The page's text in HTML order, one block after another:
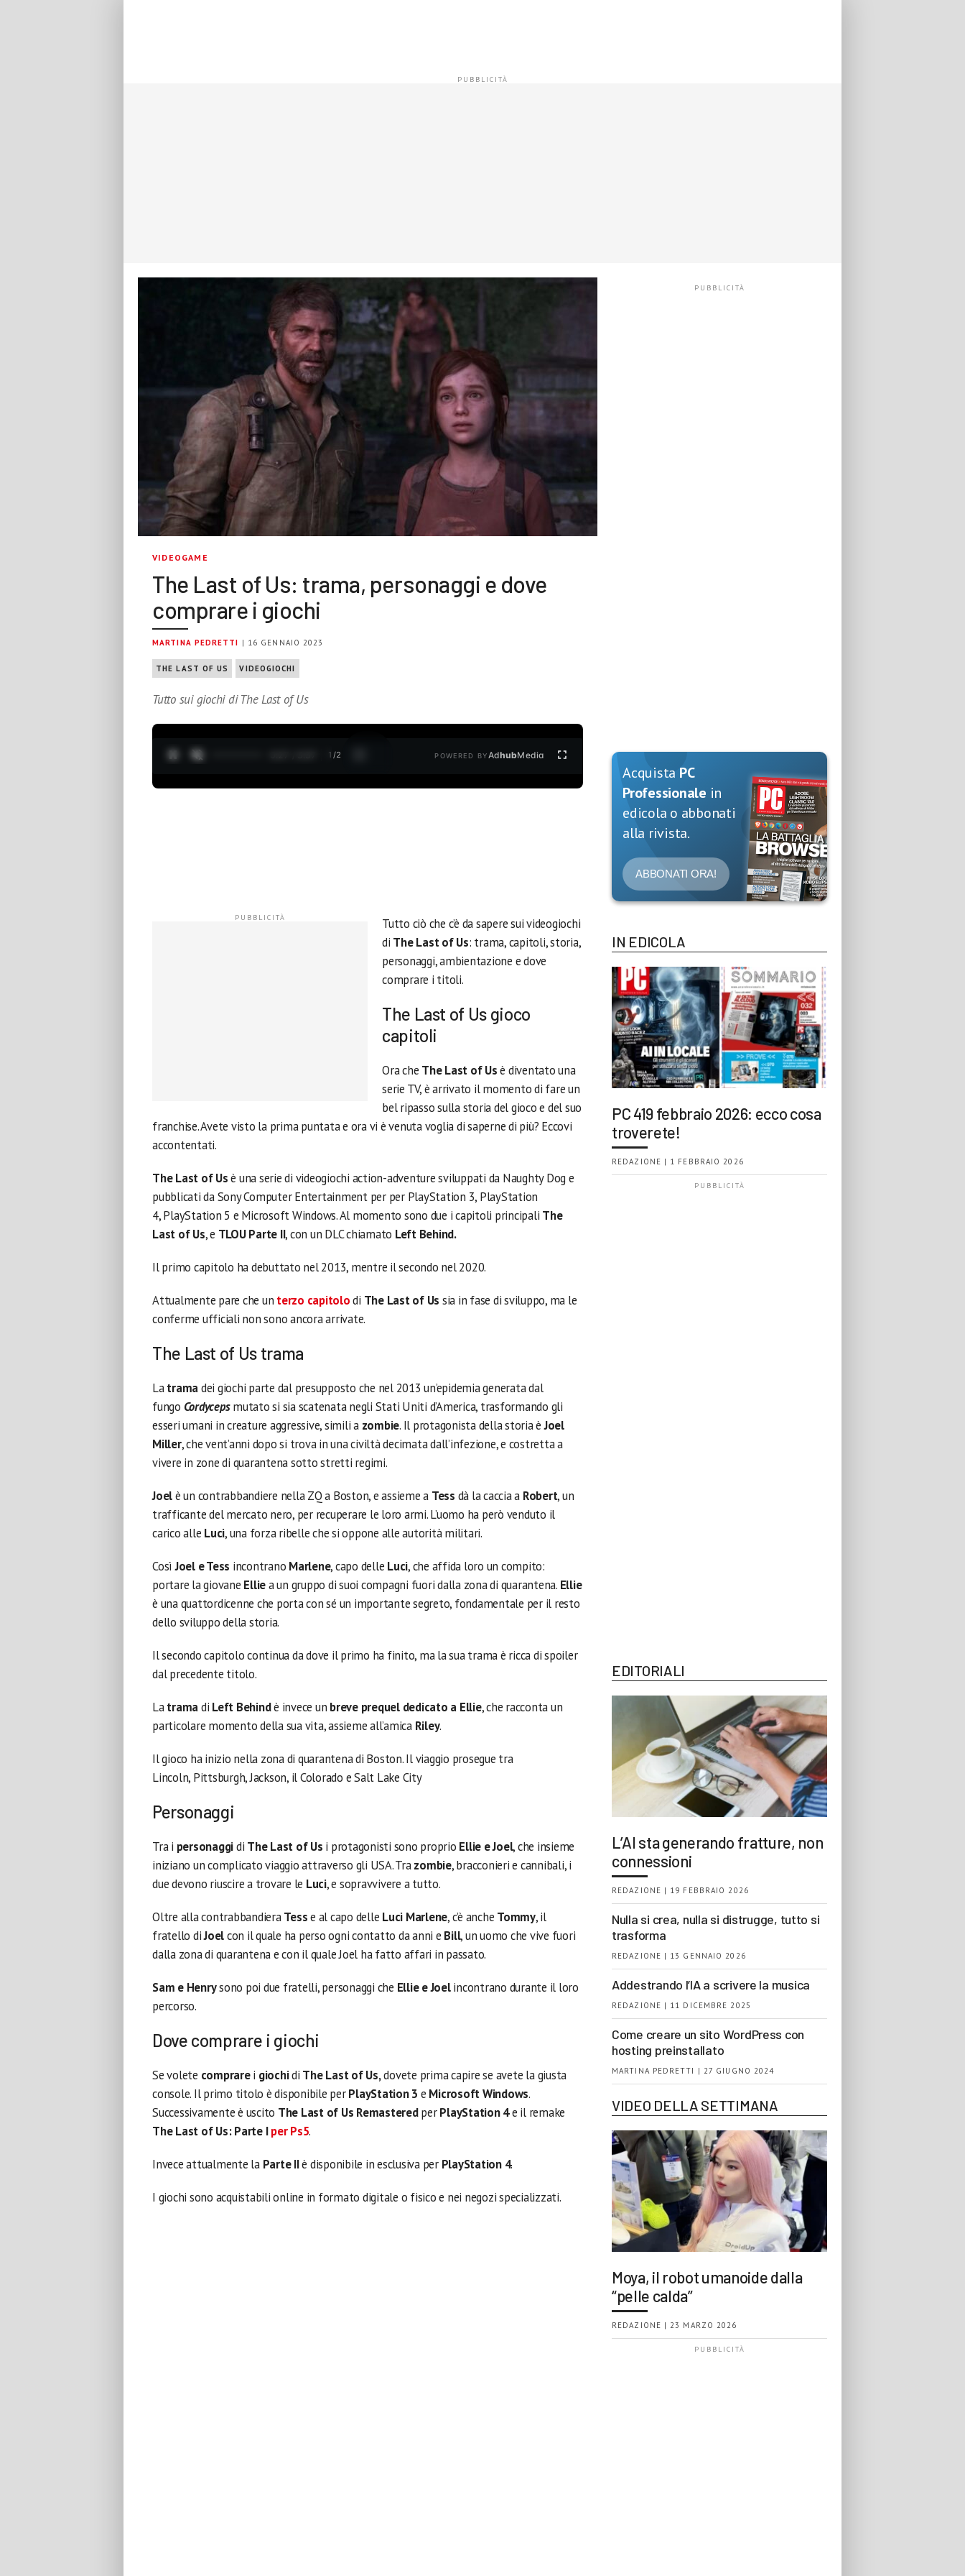
VIDEOGAME
The Last of Us: trama, personaggi e dove
comprare i giochi
MARTINA PEDRETTI | 16 GENNAIO 2023
THE LAST OF US VIDEOGIOCHI
Tutto sui giochi di The Last of Us
1 /2 POWERED BYAdhubMedia
Tutto ciò che c’è da sapere sui videogiochi
di The Last of Us: trama, capitoli, storia,
personaggi, ambientazione e dove
comprare i titoli.
The Last of Us gioco
capitoli
Ora che The Last of Usè diventato una
serie TV, è arrivato il momento di fare un
bel ripasso sulla storia del gioco e del suo
franchise. Avete visto la prima puntata e ora vi è venuta voglia di saperne di più? Eccovi
accontentati.
The Last of Usè una serie di videogiochi action-adventure sviluppati da Naughty Dog e
pubblicati da Sony Computer Entertainment per per PlayStation 3, PlayStation
4, PlayStation 5 e Microsoft Windows. Al momento sono due i capitoli principali The
Last of Us, e TLOU Parte II, con un DLC chiamato Left Behind.
Il primo capitolo ha debuttato nel 2013, mentre il secondo nel 2020.
Attualmente pare che un terzo capitolodi The Last of Us sia in fase di sviluppo, ma le
conferme ufficiali non sono ancora arrivate.
The Last of Us trama
Latramadei giochi parte dal presupposto che nel 2013 un’epidemia generata dal
fungo Cordyceps mutato si sia scatenata negli Stati Uniti d’America, trasformando gli
esseri umani in creature aggressive, simili a zombie. Il protagonista della storia èJoel
Miller, che vent’anni dopo si trova in una civiltà decimata dall’infezione, e costretta a
vivere in zone di quarantena sotto stretti regimi.
Joelè un contrabbandiere nella ZQ a Boston, e assieme a Tess dà la caccia a Robert, un
trafficante del mercato nero, per recuperare le loro armi. L’uomo ha però venduto il
carico alle Luci, una forza ribelle che si oppone alle autorità militari.
CosìJoel e Tess incontrano Marlene, capo delle Luci, che affida loro un compito:
portare la giovane Elliea un gruppo di suoi compagni fuori dalla zona di quarantena. Ellie
è una quattordicenne che porta con sé un importante segreto, fondamentale per il resto
dello sviluppo della storia.
Il secondo capitolo continua da dove il primo ha finito, ma la sua trama è ricca di spoiler
dal precedente titolo.
Latramadi Left Behindè invece un breve prequel dedicato a Ellie, che racconta un
particolare momento della sua vita, assieme all’amica Riley.
Il gioco ha inizio nella zona di quarantena di Boston. Il viaggio prosegue tra
Lincoln, Pittsburgh, Jackson, il Colorado e Salt Lake City
Personaggi
Tra i personaggidi The Last of Us i protagonisti sono proprio Ellie e Joel, che insieme
iniziano un complicato viaggio attraverso gli USA. Trazombie, bracconieri e cannibali, i
due devono riuscire a trovare le Luci, e sopravvivere a tutto.
Oltre alla contrabbandieraTesse al capo delle Luci Marlene, c’è anche Tommy, il
fratello diJoelcon il quale ha perso ogni contatto da anni e Bill, un uomo che vive fuori
dalla zona di quarantena e con il quale Joel ha fatto affari in passato.
Sam e Henrysono poi due fratelli, personaggi che Ellie e Joelincontrano durante il loro
percorso.
Dove comprare i giochi
Se volete comprarei giochidi The Last of Us,dovete prima capire se avete la giusta
console. Il primo titolo è disponibile perPlayStation 3 e Microsoft Windows.
Successivamente è uscito The Last of Us RemasteredperPlayStation 4e il remake
The Last of Us: Parte IperPs5.
Invece attualmente la Parte IIè disponibile in esclusiva per PlayStation 4.
I giochi sono acquistabili online in formato digitale o fisico e nei negozi specializzati.
Acquista PC
Professionale in
edicola o abbonati
alla rivista.
ABBONATI ORA!
IN EDICOLA
PC 419 febbraio 2026: ecco cosa
troverete!
REDAZIONE | 1 FEBBRAIO 2026
EDITORIALI
L’AI sta generando fratture, non
connessioni
REDAZIONE | 19 FEBBRAIO 2026
Nulla si crea, nulla si distrugge, tutto si
trasforma
REDAZIONE | 13 GENNAIO 2026
Addestrando l’IA a scrivere la musica
REDAZIONE | 11 DICEMBRE 2025
Come creare un sito WordPress con
hosting preinstallato
MARTINA PEDRETTI | 27 GIUGNO 2024
VIDEO DELLA SETTIMANA
Moya, il robot umanoide dalla
“pelle calda”
REDAZIONE | 23 MARZO 2026